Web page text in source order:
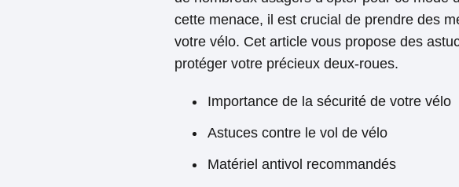
cette menace, il est crucial de prendre des
votre vélo. Cet article vous propose des
protéger votre précieux deux-roues.
Importance de la sécurité de votre vélo
Astuces contre le vol de vélo
Matériel antivol recommandés